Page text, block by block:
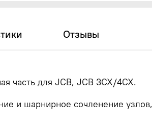
Отзывы
часть для JCB, JCB 3CX/4CX.
и шарнирное сочленение узлов,